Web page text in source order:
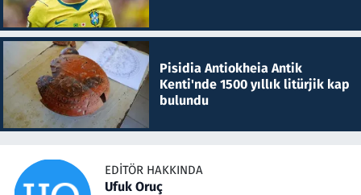
Pisidia Antiokheia Antik
Kenti'nde 1500 yıllık litürjik kap
bulundu
EDITÖR HAKKINDA
Ufuk Oruç